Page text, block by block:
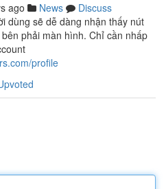
ago News
Discuss
dùng sẽ dễ dàng nhận thấy nút
phải màn hình. Chỉ cần nhấp
profile